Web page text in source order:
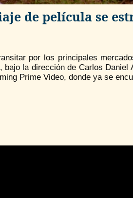
de película se
por los principales
bajo la dirección de Carlos
Prime Video, donde ya se